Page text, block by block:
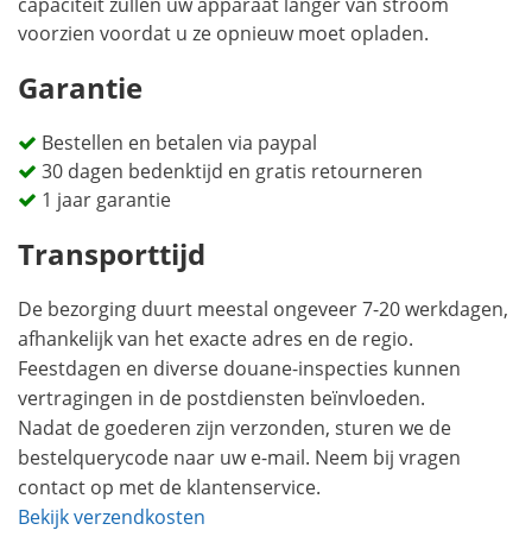
voorzien voordat u ze opnieuw moet opladen.
Garantie
Bestellen en betalen via paypal
30 dagen bedenktijd en gratis retourneren
1 jaar garantie
Transporttijd
De bezorging duurt meestal ongeveer 7-20 werkdagen,
afhankelijk van het exacte adres en de regio.
Feestdagen en diverse douane-inspecties kunnen
vertragingen in de postdiensten beïnvloeden.
Nadat de goederen zijn verzonden, sturen we de
bestelquerycode naar uw e-mail. Neem bij vragen
contact op met de klantenservice.
Bekijk verzendkosten